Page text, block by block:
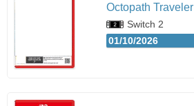
Octopath Traveler
Switch 2
01/10/2026